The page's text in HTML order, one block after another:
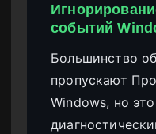
событий
Большинство
пропускают
Windows, но